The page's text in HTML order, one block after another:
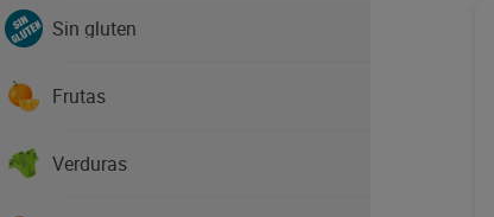
Sin gluten
Frutas
Verduras